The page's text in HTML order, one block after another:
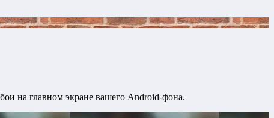
на главном экране вашего Android-фона.